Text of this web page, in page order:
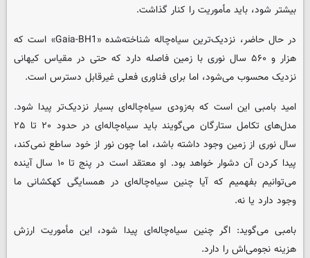
بیشتر شود، باید مأموریت را کنار گذاشت.
در حال حاضر، نزدیک‌ترین سیاه‌چاله شناخته‌شده «Gaia-BH1» است که
هزار و ۵۶۰ سال نوری با زمین فاصله دارد که حتی در مقیاس کیهانی
نزدیک محسوب می‌شود، اما برای فناوری فعلی غیرقابل دسترس است.
امید بامبی این است که به‌زودی سیاه‌چاله‌ای بسیار نزدیک‌تر پیدا شود.
مدل‌های تکامل ستارگان می‌گویند باید سیاه‌چاله‌ای در حدود ۲۰ تا ۲۵
سال نوری از زمین وجود داشته باشد، اما چون نور از خود ساطع نمی‌کند،
پیدا کردن آن دشوار خواهد بود. او معتقد است در پنج تا ۱۰ سال آینده
می‌توانیم بفهمیم که آیا چنین سیاه‌چاله‌ای در همسایگی کهکشانی ما
وجود دارد یا نه.
بامبی می‌گوید: اگر چنین سیاه‌چاله‌ای پیدا شود، این مأموریت ارزش
هزینه نجومی‌اش را دارد.